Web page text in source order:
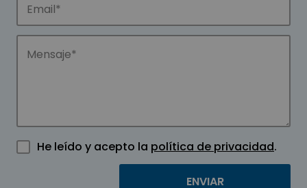
He leído y acepto la política de privacidad.